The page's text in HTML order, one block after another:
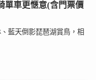
單車更愜意(含門票價
藍天倒影琵琶湖賞鳥，相